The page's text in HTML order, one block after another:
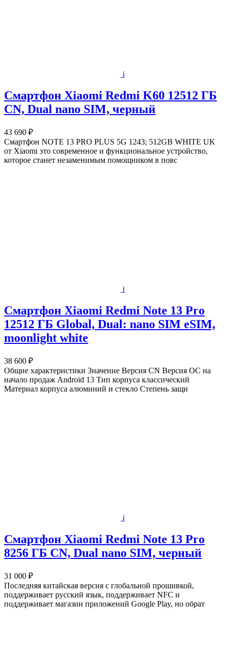
i
Смартфон Xiaomi Redmi K60 12512 ГБ
CN, Dual nano SIM, черный
43 690 ₽
Смартфон NOTE 13 PRO PLUS 5G 1243; 512GB WHITE UK
от Xiaomi это современное и функциональное устройство,
которое станет незаменимым помощником в повс
i
Смартфон Xiaomi Redmi Note 13 Pro
12512 ГБ Global, Dual: nano SIM eSIM,
moonlight white
38 600 ₽
Общие характеристики Значение Версия CN Версия ОС на
начало продаж Android 13 Тип корпуса классический
Материал корпуса алюминий и стекло Степень защи
i
Смартфон Xiaomi Redmi Note 13 Pro
8256 ГБ CN, Dual nano SIM, черный
31 000 ₽
Последняя китайская версия с глобальной прошивкой,
поддерживает русский язык, поддерживает NFC и
поддерживает магазин приложений Google Play, но обрат